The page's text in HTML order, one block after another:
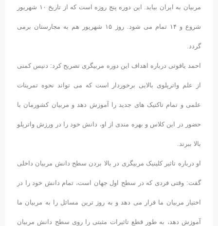
مربیان به ایران بیاید. این دوره پنج روزه است که از تاریخ ۱۰ شهریور
شروع و ۱۴ تمام می شود. روز ۱۵ شهریور هم به مجارستان برمی
گردد.
احمد یاقوتی درباره اهداف این دوره مربیگری تصریح کرد: دنیس کمنی
از علم واترپلوی بالایی برخوردار است که می تواند نحوه تمرینات
علمی و تمام تاکتیک های جدید را آموزش دهد و مربیان کشورمان با
حضور در این کلاس و بهره مندی از او، دانش خود را در ورزش واترپلو
بالا ببرند.
او درباره تاثیر کلینیک مربیگری در بالا بردن سطح دانش مربیان داخلی
گفت: وقتی فردی که در سطح اول جهان است، تمام دانش خود را در
اختیار مربیان ما قرار می دهد و به روز ترین مسائل را به مربیان ما
آموزش دهد، به طور قطع تاثیرات مثبتی را روی سطح دانش مربیان